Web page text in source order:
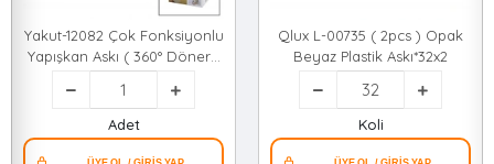
Yakut-12082 Çok Fonksiyonlu
Yapışkan Askı ( 360° Döner )
( 2.5 & 7.5cm )*150
Adet
Qlux L-00735 ( 2pcs ) Opak
Beyaz Plastik Askı*32x2
Koli